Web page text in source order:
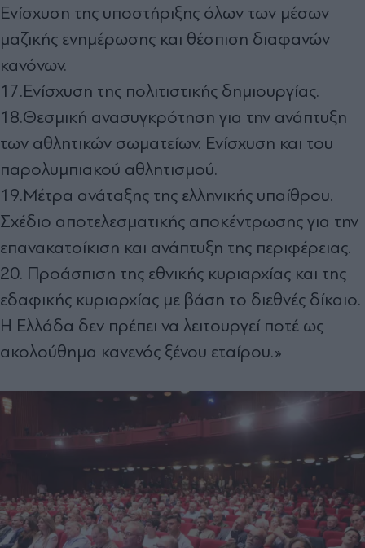
Ενίσχυση της υποστήριξης όλων των μέσων
μαζικής ενημέρωσης και θέσπιση διαφανών
κανόνων.
17.Ενίσχυση της πολιτιστικής δημιουργίας.
18.Θεσμική ανασυγκρότηση για την ανάπτυξη
των αθλητικών σωματείων. Ενίσχυση και του
παρολυμπιακού αθλητισμού.
19.Μέτρα ανάταξης της ελληνικής υπαίθρου.
Σχέδιο αποτελεσματικής αποκέντρωσης για την
επανακατοίκιση και ανάπτυξη της περιφέρειας.
20. Προάσπιση της εθνικής κυριαρχίας και της
εδαφικής κυριαρχίας με βάση το διεθνές δίκαιο.
Η Ελλάδα δεν πρέπει να λειτουργεί ποτέ ως
ακολούθημα κανενός ξένου εταίρου.»